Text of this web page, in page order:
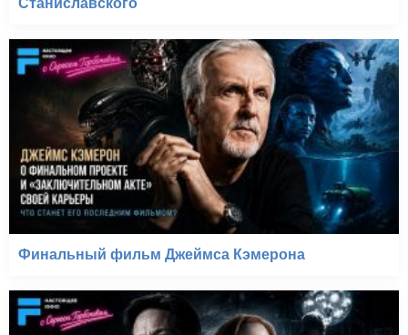
Станиславского
Финальный фильм Джеймса Кэмерона